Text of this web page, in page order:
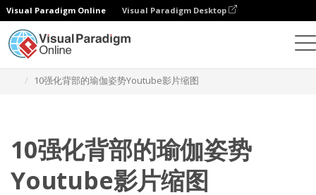
Visual Paradigm Online Visual Paradigm Desktop
10强化背部的瑜伽姿势Youtube影片缩图
10强化背部的瑜伽姿势
Youtube影片缩图